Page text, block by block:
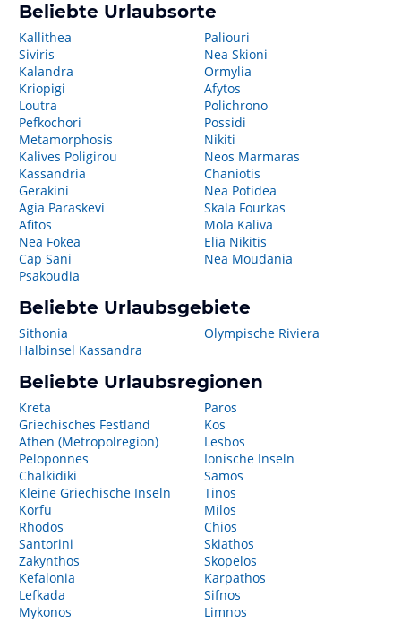
Beliebte Urlaubsorte
Kallithea
Siviris
Kalandra
Kriopigi
Loutra
Pefkochori
Metamorphosis
Kalives Poligirou
Kassandria
Gerakini
Agia Paraskevi
Afitos
Nea Fokea
Cap Sani
Psakoudia
Paliouri
Nea Skioni
Ormylia
Afytos
Polichrono
Possidi
Nikiti
Neos Marmaras
Chaniotis
Nea Potidea
Skala Fourkas
Mola Kaliva
Elia Nikitis
Nea Moudania
Beliebte Urlaubsgebiete
Sithonia
Halbinsel Kassandra
Olympische Riviera
Beliebte Urlaubsregionen
Kreta
Griechisches Festland
Athen (Metropolregion)
Peloponnes
Chalkidiki
Kleine Griechische Inseln
Korfu
Rhodos
Santorini
Zakynthos
Kefalonia
Lefkada
Mykonos
Paros
Kos
Lesbos
Ionische Inseln
Samos
Tinos
Milos
Chios
Skiathos
Skopelos
Karpathos
Sifnos
Limnos